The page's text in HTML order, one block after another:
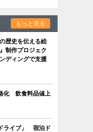
もっと見る
歴史を伝える絵
制作プロジェク
ディングで支援
化 飲食料品値上
ライブ」 宿泊ド